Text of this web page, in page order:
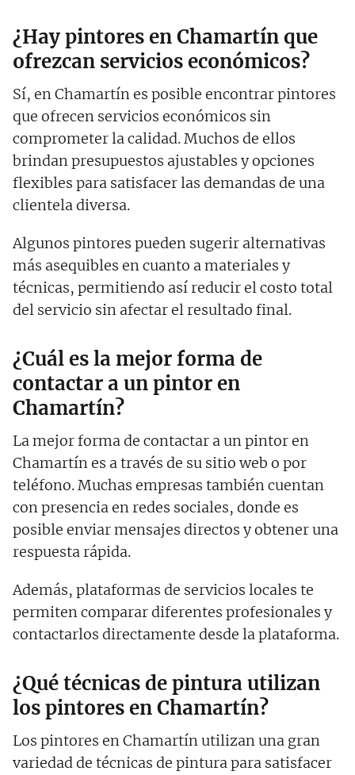
¿Hay pintores en Chamartín que
ofrezcan servicios económicos?
Sí, en Chamartín es posible encontrar pintores
que ofrecen servicios económicos sin
comprometer la calidad. Muchos de ellos
brindan presupuestos ajustables y opciones
flexibles para satisfacer las demandas de una
clientela diversa.
Algunos pintores pueden sugerir alternativas
más asequibles en cuanto a materiales y
técnicas, permitiendo así reducir el costo total
del servicio sin afectar el resultado final.
¿Cuál es la mejor forma de
contactar a un pintor en
Chamartín?
La mejor forma de contactar a un pintor en
Chamartín es a través de su sitio web o por
teléfono. Muchas empresas también cuentan
con presencia en redes sociales, donde es
posible enviar mensajes directos y obtener una
respuesta rápida.
Además, plataformas de servicios locales te
permiten comparar diferentes profesionales y
contactarlos directamente desde la plataforma.
¿Qué técnicas de pintura utilizan
los pintores en Chamartín?
Los pintores en Chamartín utilizan una gran
variedad de técnicas de pintura para satisfacer